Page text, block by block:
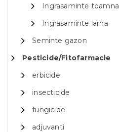
Ingrasaminte toamna
Ingrasaminte iarna
Seminte gazon
Pesticide/Fitofarmacie
erbicide
insecticide
fungicide
adjuvanti